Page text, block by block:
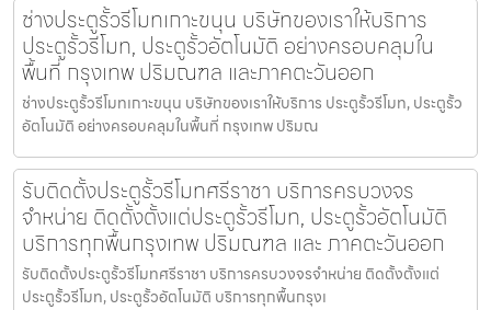
ช่างประตูรั้วรีโมทเกาะขนุน บริษัทของเราให้บริการ
ประตูรั้วรีโมท, ประตูรั้วอัตโนมัติ อย่างครอบคลุมใน
พื้นที่ กรุงเทพ ปริมณฑล และภาคตะวันออก
ช่างประตูรั้วรีโมทเกาะขนุน บริษัทของเราให้บริการ ประตูรั้วรีโมท, ประตูรั้ว
อัตโนมัติ อย่างครอบคลุมในพื้นที่ กรุงเทพ ปริมณ
รับติดตั้งประตูรั้วรีโมทศรีราชา บริการครบวงจร
จำหน่าย ติดตั้งตั้งแต่ประตูรั้วรีโมท, ประตูรั้วอัตโนมัติ
บริการทุกพื้นกรุงเทพ ปริมณฑล และ ภาคตะวันออก
รับติดตั้งประตูรั้วรีโมทศรีราชา บริการครบวงจรจำหน่าย ติดตั้งตั้งแต่
ประตูรั้วรีโมท, ประตูรั้วอัตโนมัติ บริการทุกพื้นกรุงเ